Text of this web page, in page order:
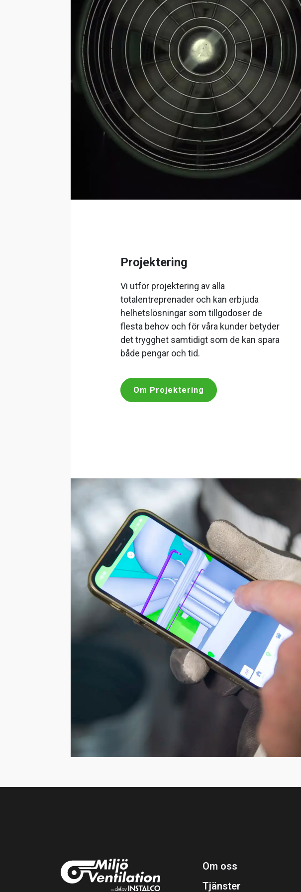
Projektering
Vi utför projektering av alla
totalentreprenader och kan erbjuda
helhetslösningar som tillgodoser de
flesta behov och för våra kunder betyder
det trygghet samtidigt som de kan spara
både pengar och tid.
Om Projektering
Om oss
Tjänster